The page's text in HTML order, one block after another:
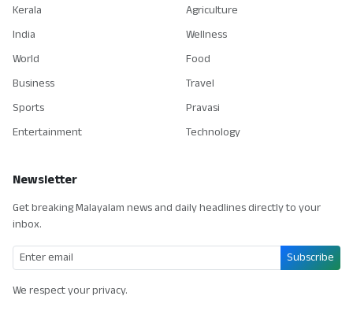
Kerala
India
World
Business
Sports
Entertainment
Agriculture
Wellness
Food
Travel
Pravasi
Technology
Newsletter
Get breaking Malayalam news and daily headlines directly to your
inbox.
Subscribe
We respect your privacy.